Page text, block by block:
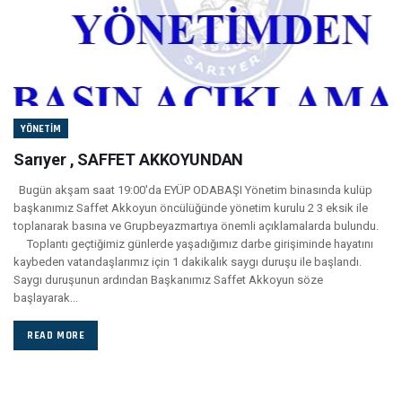
YÖNETIM
Sarıyer , SAFFET AKKOYUNDAN
Bugün akşam saat 19:00'da EYÜP ODABAŞI Yönetim binasında kulüp
başkanımız Saffet Akkoyun öncülüğünde yönetim kurulu 2 3 eksik ile
toplanarak basına ve Grupbeyazmartıya önemli açıklamalarda bulundu.
Toplantı geçtiğimiz günlerde yaşadığımız darbe girişiminde hayatını
kaybeden vatandaşlarımız için 1 dakikalık saygı duruşu ile başlandı.
Saygı duruşunun ardından Başkanımız Saffet Akkoyun söze
başlayarak...
READ MORE